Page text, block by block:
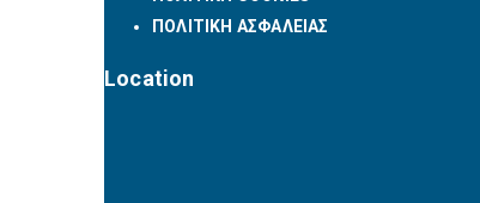
ΠΟΛΙΤΙΚΗ ΑΣΦΑΛΕΙΑΣ
Location